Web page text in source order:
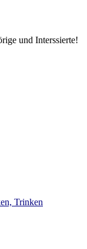
und Interssierte!
Trinken